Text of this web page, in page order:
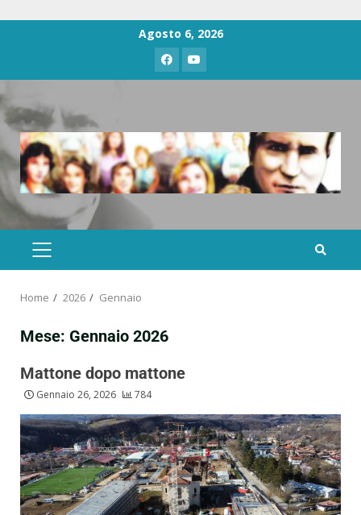
Agosto 6, 2026
Home 2026 Gennaio
Mese: Gennaio 2026
Mattone dopo mattone
Gennaio 26, 2026 784